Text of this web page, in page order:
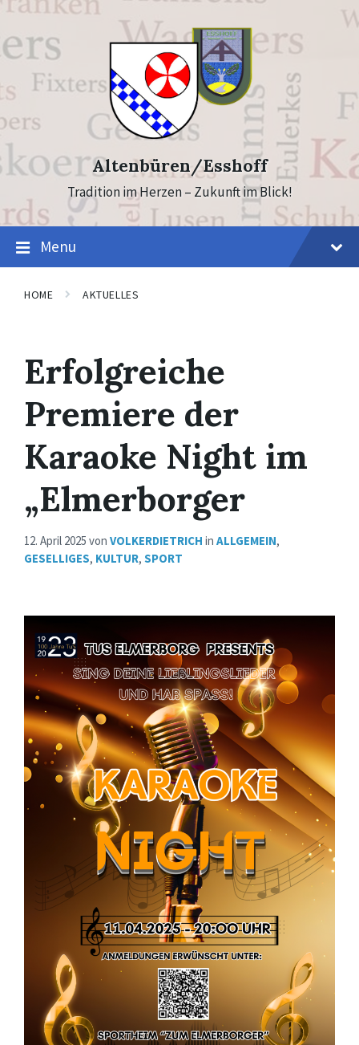
Skip
content
Skip
footer
Altenbüren/Esshoff
Tradition im Herzen – Zukunft im Blick!
Menu
HOME AKTUELLES
Erfolgreiche
Premiere der
Karaoke Night im
„Elmerborger
12. April 2025 von VOLKERDIETRICH in ALLGEMEIN,
GESELLIGES, KULTUR, SPORT